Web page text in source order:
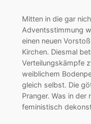
Mitten in die gar
Adventsstimmung
einen neuen
Kirchen. Diesmal
Verteilungskämpfe
weiblichem
gleich selbst. Die
Pranger. Was in der
feministisch